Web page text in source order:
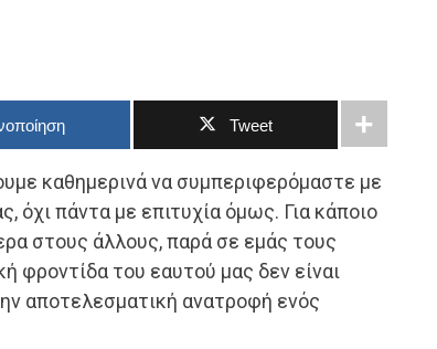
Tweet
καθημερινά να συμπεριφερόμαστε με
όχι πάντα με επιτυχία όμως. Για κάποιο
στους άλλους, παρά σε εμάς τους
φροντίδα του εαυτού μας δεν είναι
αποτελεσματική ανατροφή ενός